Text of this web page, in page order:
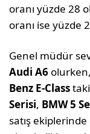
oranı yüzde 28
oranı ise yüzde
Genel müdür
Audi A6
Benz E-Class
Serisi, BMW 5
satış